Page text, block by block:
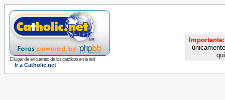
El lugar de encuentro de los católicos en la red
Ir a Catholic.net
Importante: